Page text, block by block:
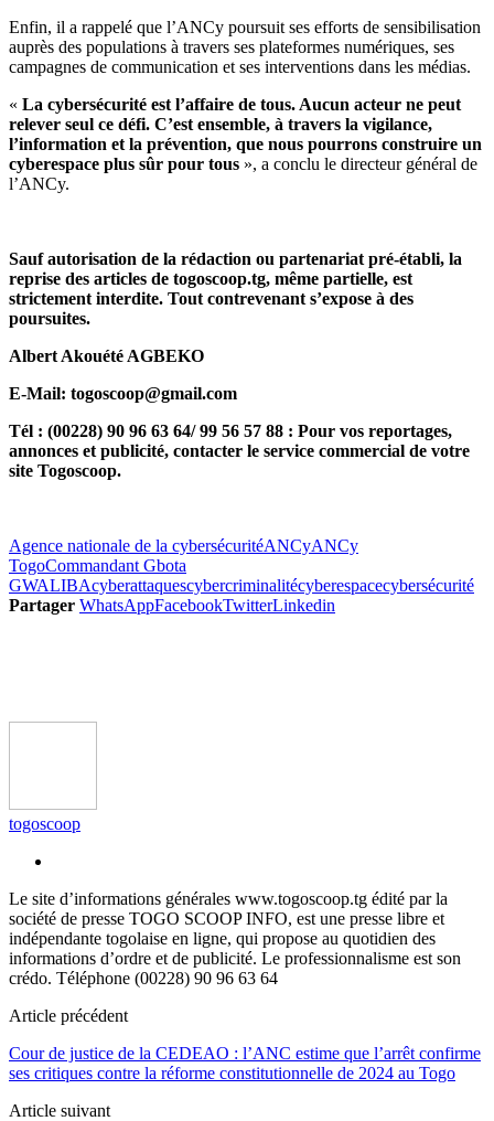
Enfin, il a rappelé que l’ANCy poursuit ses efforts de sensibilisation
auprès des populations à travers ses plateformes numériques, ses
campagnes de communication et ses interventions dans les médias.
« La cybersécurité est l’affaire de tous. Aucun acteur ne peut
relever seul ce défi. C’est ensemble, à travers la vigilance,
l’information et la prévention, que nous pourrons construire un
cyberespace plus sûr pour tous », a conclu le directeur général de
l’ANCy.
Sauf autorisation de la rédaction ou partenariat pré-établi, la
reprise des articles de togoscoop.tg, même partielle, est
strictement interdite. Tout contrevenant s’expose à des
poursuites.
Albert Akouété AGBEKO
E-Mail: togoscoop@gmail.com
Tél : (00228) 90 96 63 64/ 99 56 57 88 : Pour vos reportages,
annonces et publicité, contacter le service commercial de votre
site Togoscoop.
Agence nationale de la cybersécuritéANCyANCy
TogoCommandant Gbota
GWALIBAcyberattaquescybercriminalitécyberespacecybersécurité
Partager WhatsAppFacebookTwitterLinkedin
togoscoop
Le site d’informations générales www.togoscoop.tg édité par la
société de presse TOGO SCOOP INFO, est une presse libre et
indépendante togolaise en ligne, qui propose au quotidien des
informations d’ordre et de publicité. Le professionnalisme est son
crédo. Téléphone (00228) 90 96 63 64
Article précédent
Cour de justice de la CEDEAO : l’ANC estime que l’arrêt confirme
ses critiques contre la réforme constitutionnelle de 2024 au Togo
Article suivant